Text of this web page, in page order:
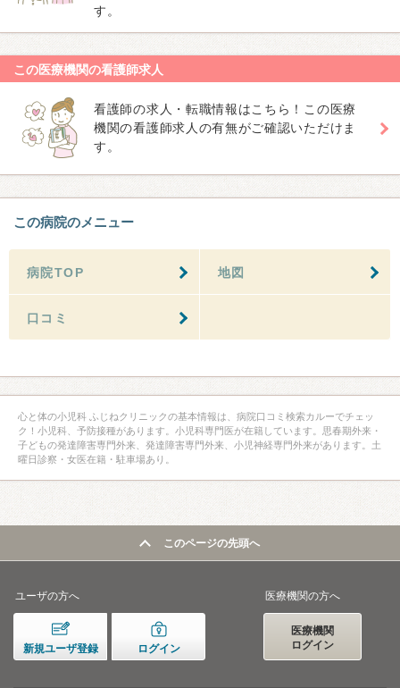
す。
この医療機関の看護師求人
看護師の求人・転職情報はこちら！この医療
機関の看護師求人の有無がご確認いただけま
す。
この病院のメニュー
病院TOP 地図
口コミ
心と体の小児科 ふじねクリニックの基本情報は、病院口コミ検索カルーでチェッ
ク！小児科、予防接種があります。小児科専門医が在籍しています。思春期外来・
子どもの発達障害専門外来、発達障害専門外来、小児神経専門外来があります。土
曜日診察・女医在籍・駐車場あり。
このページの先頭へ
ユーザの方へ
新規ユーザ登録 ログイン
医療機関の方へ
医療機関
ログイン